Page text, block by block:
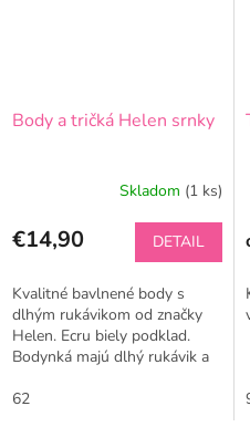
Body a tričká Helen srnky
Skladom (1 ks)
€14,90 DETAIL
Kvalitné bavlnené body s
dlhým rukávikom od značky
Helen. Ecru biely podklad.
Bodynká majú dlhý rukávik a
vďaka čomu je ich obliekanie
62